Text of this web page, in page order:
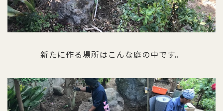
新たに作る場所はこんな庭の中です。